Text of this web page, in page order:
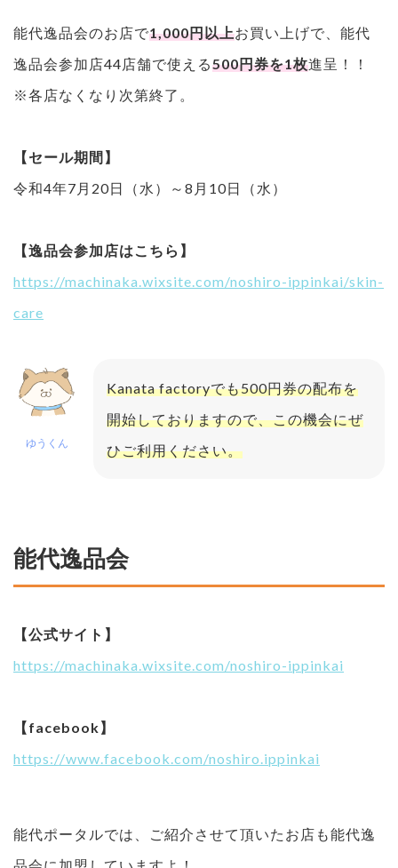
能代逸品会のお店で1,000円以上お買い上げで、能代
逸品会参加店44店舗で使える500円券を1枚進呈！！
※各店なくなり次第終了。
【セール期間】
令和4年7月20日（水）～8月10日（水）
【逸品会参加店はこちら】
https://machinaka.wixsite.com/noshiro-ippinkai/skin-
care
ゆうくん
Kanata factoryでも500円券の配布を
開始しておりますので、この機会にぜ
ひご利用ください。
能代逸品会
【公式サイト】
https://machinaka.wixsite.com/noshiro-ippinkai
【facebook】
https://www.facebook.com/noshiro.ippinkai
能代ポータルでは、ご紹介させて頂いたお店も能代逸